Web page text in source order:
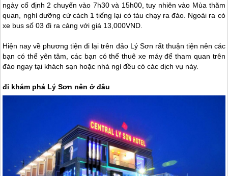
ngày cố định 2 chuyến vào 7h30 và 15h00, tuy nhiên vào Mùa thăm
quan, nghỉ dưỡng cứ cách 1 tiếng lại có tàu chạy ra đảo. Ngoài ra có
xe bus số 03 đi ra cảng với giá 13,000VND.
Hiện nay về phương tiện đi lại trên đảo Lý Sơn rất thuận tiện nên các
bạn có thể yên tâm, các bạn có thể thuê xe máy để tham quan trên
đảo ngay tại khách sạn hoặc nhà ngỉ đều có các dịch vụ này.
đi khám phá Lý Sơn nên ở đâu